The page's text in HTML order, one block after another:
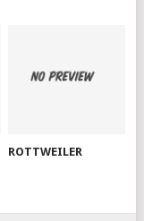
ROTTWEILER